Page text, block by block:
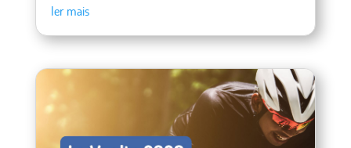
ler mais